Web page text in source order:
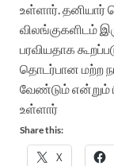
உள்ளார். தனியார்
விலங்குகளிடம்
பரவியதாக
தொடர்பான மற்ற
வேண்டும் என்றும்
உள்ளார்
Share this:
X